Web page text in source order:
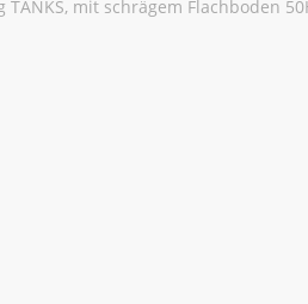
TANKS, mit schrägem Flachboden